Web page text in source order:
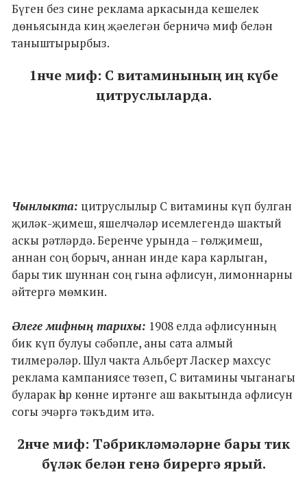
Бүген без сине реклама аркасында кешелек
дөньясында киң җәелегән берничә миф белән
таныштырырбыз.
1нче миф: С витаминының иң күбе
цитруслыларда.
Чынлыкта: цитруслылыр С витамины күп булган
җиләк-җимеш, яшелчәләр исемлегендә шактый
аскы рәтләрдә. Беренче урында – гөлҗимеш,
аннан соң борыч, аннан инде кара карлыган,
бары тик шуннан соң гына әфлисун, лимоннарны
әйтергә мөмкин.
Әлеге мифның тарихы: 1908 елда әфлисунның
бик күп булуы сәбәпле, аны сата алмый
тилмерәләр. Шул чакта Альберт Ласкер махсус
реклама кампаниясе төзеп, С витамины чыганагы
буларак һәр көнне иртәнге аш вакытында әфлисун
согы эчәргә тәкъдим итә.
2нче миф: Тәбрикләмәләрне бары тик
бүләк белән генә бирергә ярый.